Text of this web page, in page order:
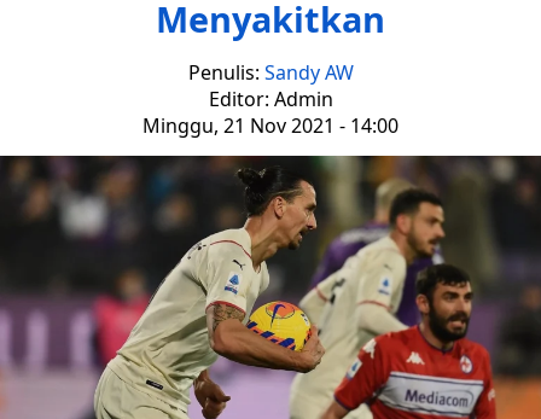
Menyakitkan
Penulis: Sandy AW
Editor: Admin
Minggu, 21 Nov 2021 - 14:00